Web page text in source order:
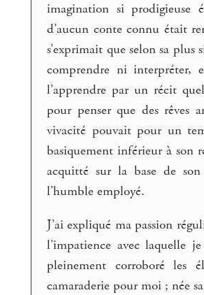
imagination si prodigieuse
d’aucun conte connu était
s’exprimait que selon sa
comprendre ni interpréter,
l’apprendre par un récit
pour penser que des rêves
vivacité pouvait pour un
basiquement inférieur à son
acquitté sur la base de
l’humble employé.
J’ai expliqué ma passion
l’impatience avec laquelle
pleinement corroboré les
camaraderie pour moi ; née